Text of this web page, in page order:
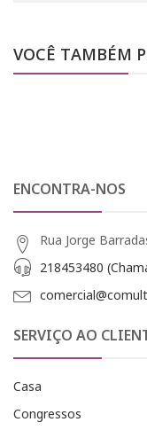
VOCÊ TAMBÉM
ENCONTRA-NOS
Rua Jorge
218453480
SERVIÇO AO
Casa
Congressos